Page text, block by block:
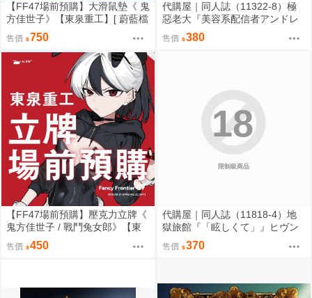
【FF47場前預購】大滑鼠墊《 鬼
方佳世子》【東泉重工】[ 蔚藍檔
案 ブルアカ / 鬼方佳世子 カヨコ
]
售價 750
代購屋｜同人誌（11322-8）極
惡老大『美容系配信者アンドレ
アルフスと解説のヴァサゴさ
ん』龍童誠斗 隠秘哲学社
售價 380
【FF47場前預購】壓克力立牌《
鬼方佳世子 / 戰鬥兔女郎》【東
泉重工】[ 蔚藍檔案 ブルアカ / 鬼
方佳世子 カヨコ ]
售價 450
限制級商品
18
代購屋｜同人誌（11818-4）地
獄旅館『「眩しくて」』ヒヴン
ショウ ないない★ぱらだいす
售價 370